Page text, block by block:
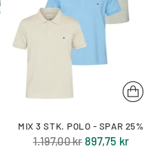
MIX 3 STK. POLO - SPAR 25%
Normal
1.197,00 kr897,75 kr